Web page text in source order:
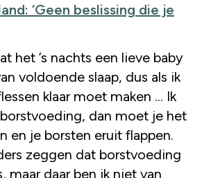
‘Geen beslissing die je
het ’s nachts een lieve baby
voldoende slaap, dus als ik
klaar moet maken ... Ik
dan moet je het
en je borsten eruit flappen.
zeggen dat borstvoeding
maar daar ben ik niet van